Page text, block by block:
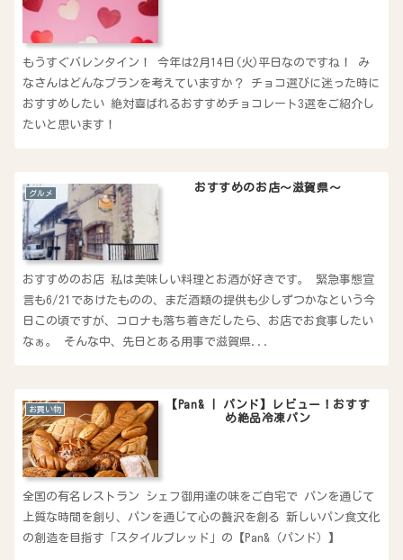
もうすぐバレンタイン！ 今年は2月14日(火)平日なのですね！ み
なさんはどんなプランを考えていますか？ チョコ選びに迷った時に
おすすめしたい 絶対喜ばれるおすすめチョコレート3選をご紹介し
たいと思います！
グルメ おすすめのお店〜滋賀県〜
おすすめのお店 私は美味しい料理とお酒が好きです。 緊急事態宣
言も6/21であけたものの、まだ酒類の提供も少しずつかなという今
日この頃ですが、コロナも落ち着きだしたら、お店でお食事したい
なぁ。 そんな中、先日とある用事で滋賀県...
お買い物
【Pan& | パンド】レビュー！おすす
め絶品冷凍パン
全国の有名レストラン シェフ御用達の味をご自宅で パンを通じて
上質な時間を創り、パンを通じて心の贅沢を創る 新しいパン食文化
の創造を目指す「スタイルブレッド」の【Pan&（パンド）】